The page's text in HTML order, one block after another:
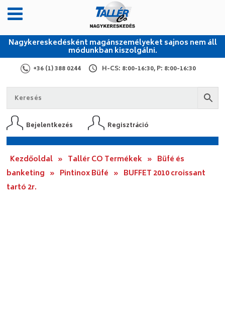
Nagykereskedésként magánszemélyeket sajnos nem áll
módunkban kiszolgálni.
+36 (1) 388 0244 H-CS: 8:00-16:30, P: 8:00-16:30
Bejelentkezés Regisztráció
Kezdőoldal » Tallér CO Termékek » Büfé és
banketing » Pintinox Büfé » BUFFET 2010 croissant
tartó 2r.